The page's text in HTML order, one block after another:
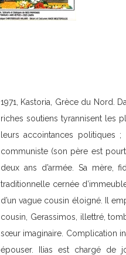
1971, Kastoria, Grèce du Nord.
riches soutiens tyrannisent les
leurs accointances politiques
communiste (son père est
deux ans d’armée. Sa mère,
traditionnelle cernée
d’un vague cousin éloigné. Il
cousin, Gerassimos, illettré,
sœur imaginaire. Complication
épouser. Ilias est chargé de